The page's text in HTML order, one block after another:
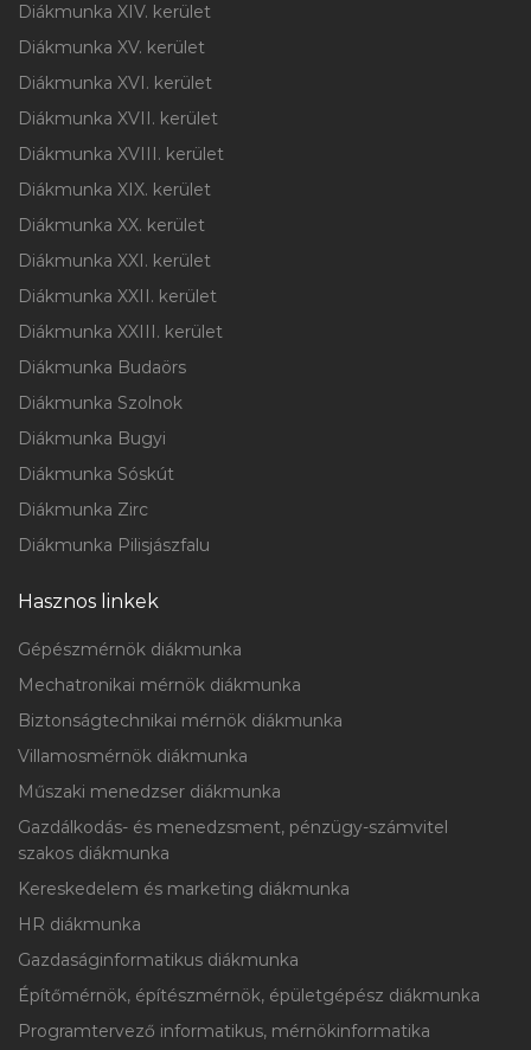
Diákmunka XIV. kerület
Diákmunka XV. kerület
Diákmunka XVI. kerület
Diákmunka XVII. kerület
Diákmunka XVIII. kerület
Diákmunka XIX. kerület
Diákmunka XX. kerület
Diákmunka XXI. kerület
Diákmunka XXII. kerület
Diákmunka XXIII. kerület
Diákmunka Budaörs
Diákmunka Szolnok
Diákmunka Bugyi
Diákmunka Sóskút
Diákmunka Zirc
Diákmunka Pilisjászfalu
Hasznos linkek
Gépészmérnök diákmunka
Mechatronikai mérnök diákmunka
Biztonságtechnikai mérnök diákmunka
Villamosmérnök diákmunka
Műszaki menedzser diákmunka
Gazdálkodás- és menedzsment, pénzügy-számvitel
szakos diákmunka
Kereskedelem és marketing diákmunka
HR diákmunka
Gazdaságinformatikus diákmunka
Építőmérnök, építészmérnök, épületgépész diákmunka
Programtervező informatikus, mérnökinformatika